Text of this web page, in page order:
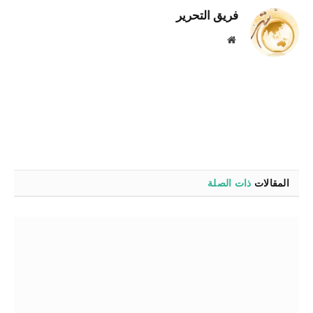
فريق التحرير
موقع
المقالات ذات الصلة